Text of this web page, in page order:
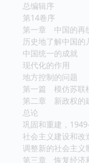
总编辑序
第14卷序
第一章 中国的再
历史地了解中国的
中国统一的成就
现代化的作用
地方控制的问题
第一篇 模仿苏联
第二章 新政权的
总论
巩固和重建，
社会主义建设和改
调整新的社会主义
第三章 恢复经济